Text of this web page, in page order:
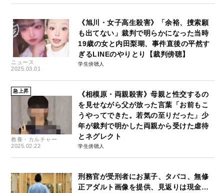
ニュース
2025.03.01
《旭川・女子高生殺害》「余裕、捜索願
も出てない」裁判で明らかになった当時
19歳の女と内田梨瑚、事件直後の平然す
ぎるLINEのやりとり【裁判傍聴】
学生傍聴人
急上昇
教養・カルチャー
2025.02.22
《相模原・両親殺害》母親と性交するの
を見せながら父が放った言葉「お前もこ
うやってできた。若気の至りだった」少
年が裁判で明かした両親から受けた虐待
とネグレクト
学生傍聴人
刑務官が受刑者にお菓子、タバコ、無修
正アダルト画像を提供、見返りは現金…